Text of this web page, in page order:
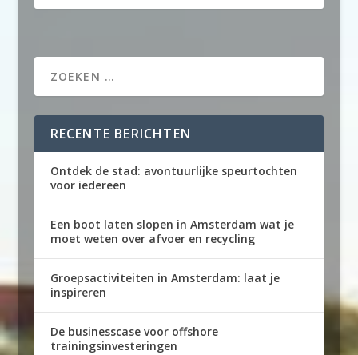
RECENTE BERICHTEN
Ontdek de stad: avontuurlijke speurtochten
voor iedereen
Een boot laten slopen in Amsterdam wat je
moet weten over afvoer en recycling
Groepsactiviteiten in Amsterdam: laat je
inspireren
De businesscase voor offshore
trainingsinvesteringen